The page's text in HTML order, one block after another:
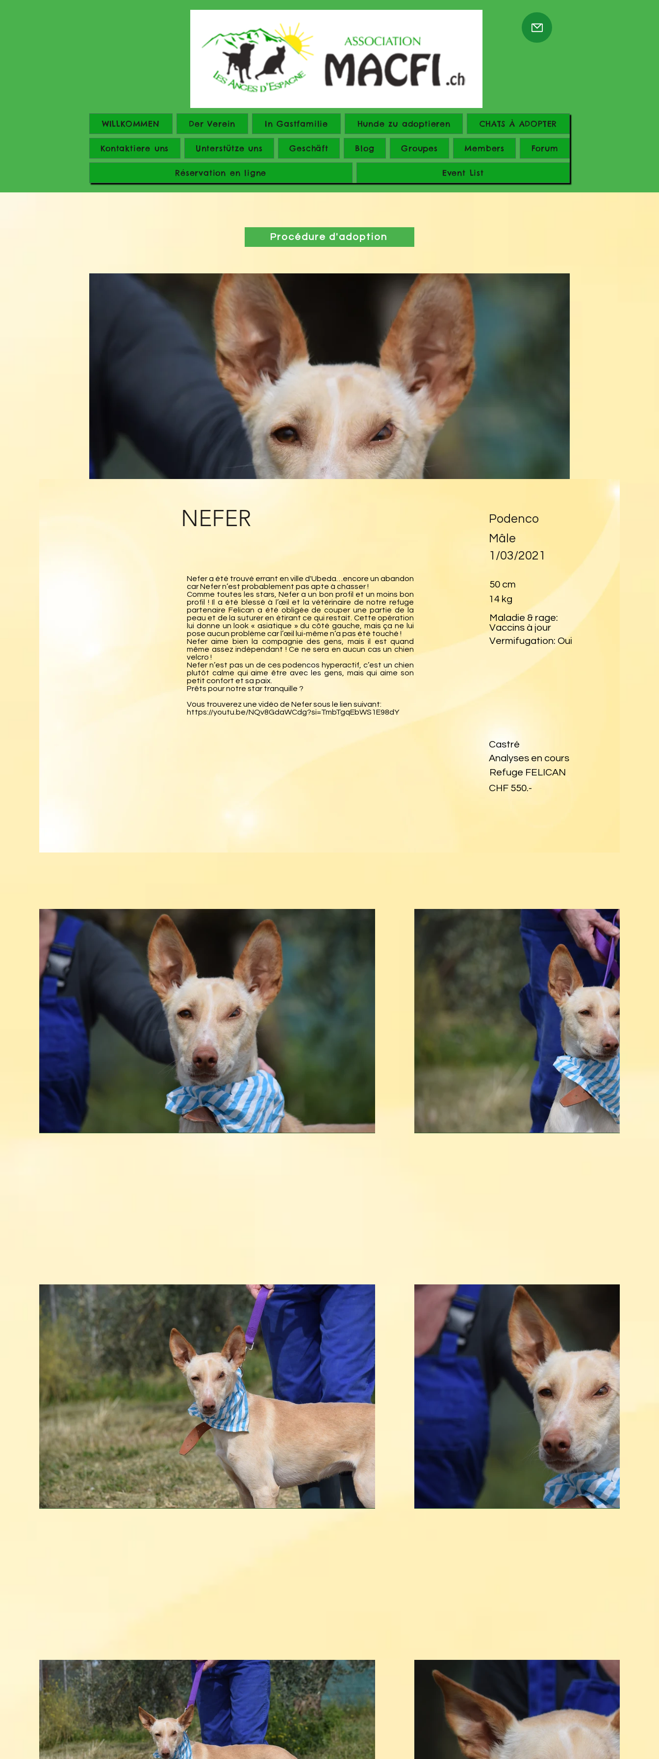
WILLKOMMEN Der Verein In Gastfamilie Hunde zu adoptieren CHATS À ADOPTER
Kontaktiere uns Unterstütze uns Geschäft Blog Groupes Members Forum
Réservation en ligne Event List
Procédure d'adoption
NEFER
Podenco
Mâle
1/03/2021
Nefer a été trouvé errant en ville d'Ubeda…encore un abandon
car Nefer n’est probablement pas apte à chasser !
Comme toutes les stars, Nefer a un bon profil et un moins bon
profil ! Il a été blessé à l’œil et la vétérinaire de notre refuge
partenaire Felican a été obligée de couper une partie de la
peau et de la suturer en étirant ce qui restait. Cette opération
lui donne un look « asiatique » du côté gauche, mais ça ne lui
pose aucun problème car l’œil lui-même n’a pas été touché !
Nefer aime bien la compagnie des gens, mais il est quand
même assez indépendant ! Ce ne sera en aucun cas un chien
velcro !
Nefer n’est pas un de ces podencos hyperactif, c’est un chien
plutôt calme qui aime être avec les gens, mais qui aime son
petit confort et sa paix.
Prêts pour notre star tranquille ?
Vous trouverez une vidéo de Nefer sous le lien suivant:
https://youtu.be/NQv8GdaWCdg?si=TmbTgqEbWS1E98dY
50 cm
14 kg
Maladie & rage:
Vaccins à jour
Vermifugation: Oui
Castré
Analyses en cours
Refuge FELICAN
CHF 550.-